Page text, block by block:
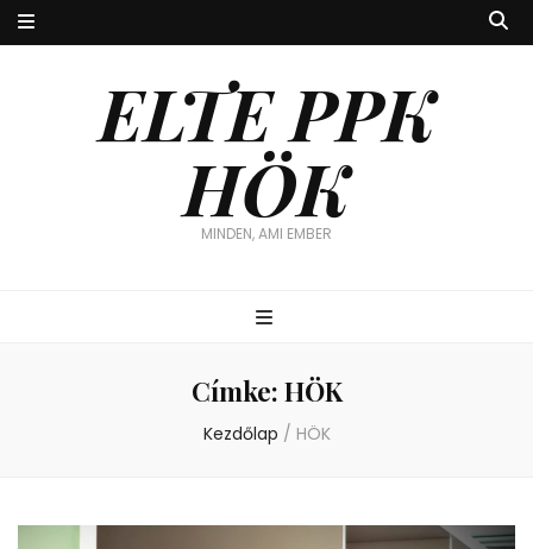
ELTE PPK
HÖK
MINDEN, AMI EMBER
Címke: HÖK
Kezdőlap / HÖK